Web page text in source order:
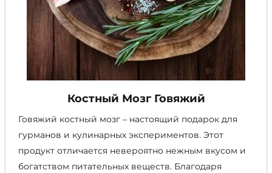
Костный Мозг Говяжий
Говяжий костный мозг – настоящий подарок для
гурманов и кулинарных экспериментов. Этот
продукт отличается невероятно нежным вкусом и
богатством питательных веществ. Благодаря